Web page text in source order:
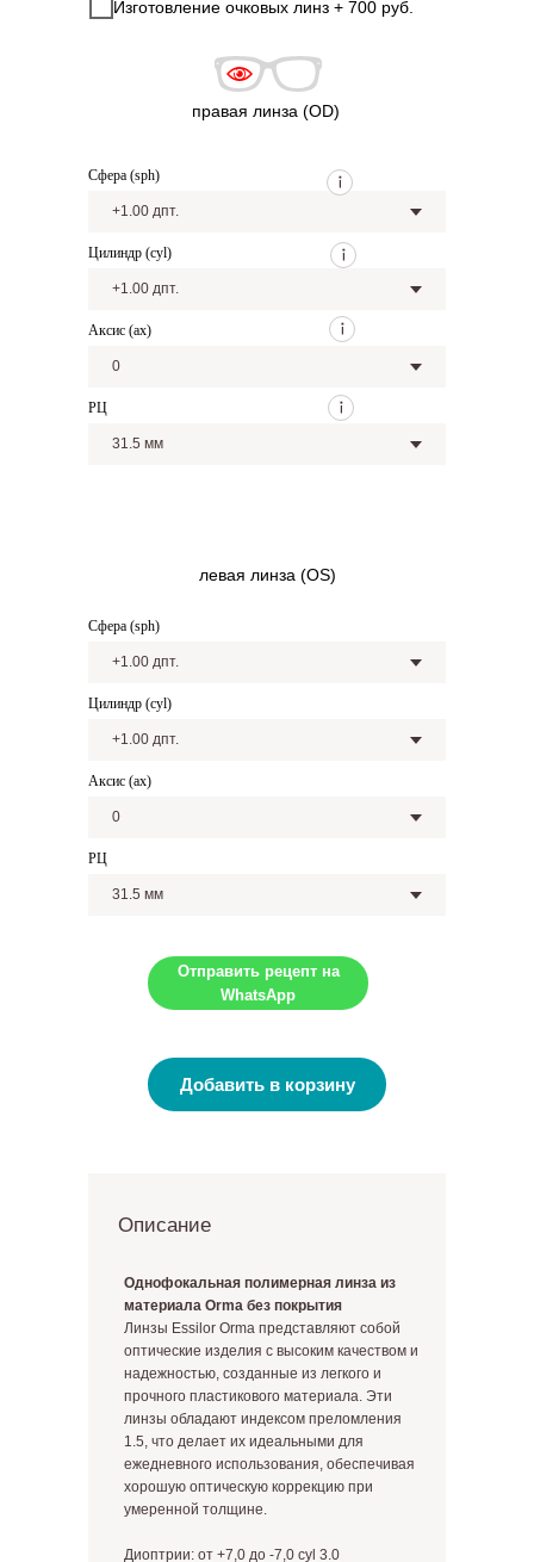
Сфера (sph)
Цилиндр (cyl)
Аксис (ax)
РЦ
Однофокальная полимерная линза из
материала Orma без покрытия
Линзы Essilor Orma представляют собой
оптические изделия с высоким качеством и
надежностью, созданные из легкого и
прочного пластикового материала. Эти
линзы обладают индексом преломления
1.5, что делает их идеальными для
ежедневного использования, обеспечивая
хорошую оптическую коррекцию при
умеренной толщине.
Диоптрии: от +7,0 до -7,0 cyl 3.0
Описание
правая линза (OD)
левая линза (OS)
Сфера (sph)
Цилиндр (cyl)
Аксис (ax)
РЦ
Добавить в корзину
Отправить рецепт на
WhatsApp
Изготовление очковых линз + 700 руб.